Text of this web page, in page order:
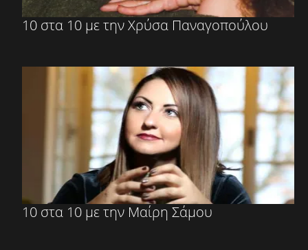
10 στα 10 με την Χρύσα Παναγοπούλου
10 στα 10 με την Μαίρη Σάμου